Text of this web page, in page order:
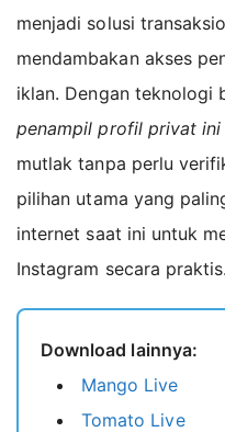
menjadi solusi
mendambakan akses
iklan. Dengan teknologi
penampil profil privat ini
mutlak tanpa perlu
pilihan utama yang
internet saat ini untuk
Instagram secara praktis.
Download lainnya:
Mango Live
Tomato Live